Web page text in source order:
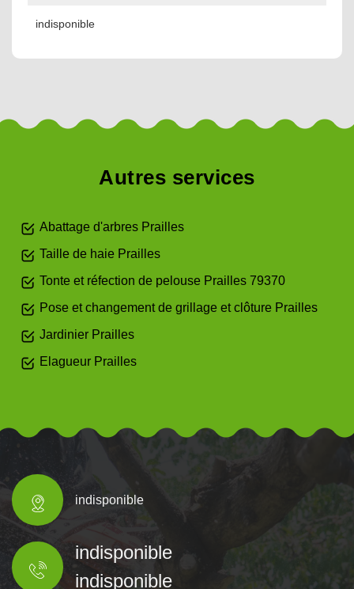
indisponible
Autres services
Abattage d'arbres Prailles
Taille de haie Prailles
Tonte et réfection de pelouse Prailles 79370
Pose et changement de grillage et clôture Prailles
Jardinier Prailles
Elagueur Prailles
indisponible
indisponible
indisponible